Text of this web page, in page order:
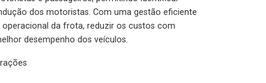
dos motoristas. Com uma gestão eficiente
da frota, reduzir os custos com
desempenho dos veículos.